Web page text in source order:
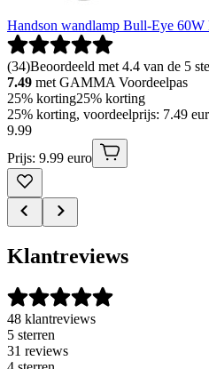
Handson wandlamp Bull-Eye 60W
(34)Beoordeeld met 4.4 van de 5
7.49 met GAMMA Voordeelpas
25% korting25% korting
25% korting, voordeelprijs: 7.49
9.99
Prijs: 9.99 euro
Klantreviews
48 klantreviews
5 sterren
31 reviews